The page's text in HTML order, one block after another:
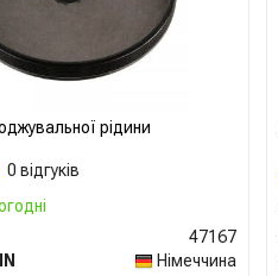
рідини
0 відгуків
47167
Німеччина